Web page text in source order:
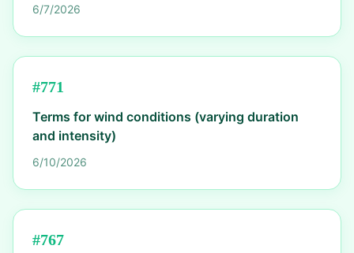
6/7/2026
#771
Terms for wind conditions (varying duration
and intensity)
6/10/2026
#767